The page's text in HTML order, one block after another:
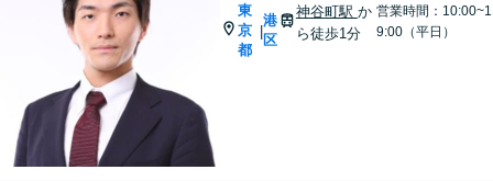
東
京
都
|
港
区
神谷町駅 か
ら徒歩1分
営業時間：10:00~1
9:00（平日）